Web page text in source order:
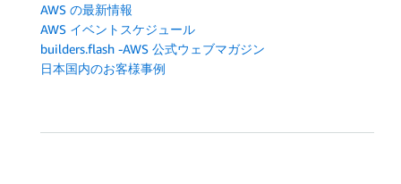
AWS の最新情報
AWS イベントスケジュール
builders.flash -AWS 公式ウェブマガジン
日本国内のお客様事例